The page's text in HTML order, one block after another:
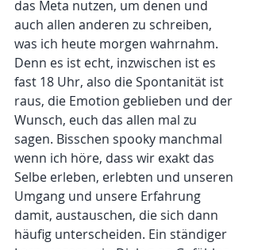
das Meta nutzen, um denen und
auch allen anderen zu schreiben,
was ich heute morgen wahrnahm.
Denn es ist echt, inzwischen ist es
fast 18 Uhr, also die Spontanität ist
raus, die Emotion geblieben und der
Wunsch, euch das allen mal zu
sagen. Bisschen spooky manchmal
wenn ich höre, dass wir exakt das
Selbe erleben, erlebten und unseren
Umgang und unsere Erfahrung
damit, austauschen, die sich dann
häufig unterscheiden. Ein ständiger